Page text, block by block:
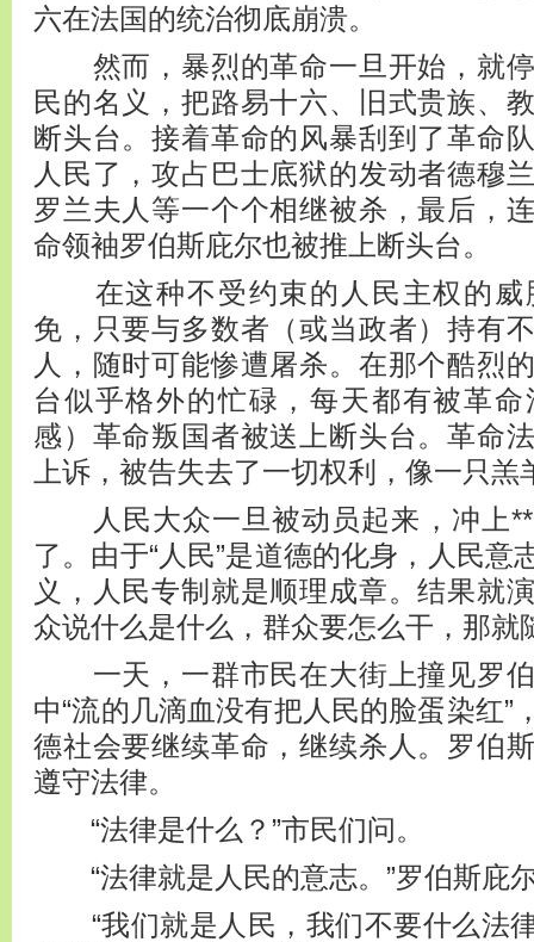
六在法国的统治彻底崩溃。
然而，暴烈的革命一旦开始，就停
民的名义，把路易十六、旧式贵族、
断头台。接着革命的风暴刮到了革命
人民了，攻占巴士底狱的发动者德穆
罗兰夫人等一个个相继被杀，最后，
命领袖罗伯斯庇尔也被推上断头台。
在这种不受约束的人民主权的威
免，只要与多数者（或当政者）持有
人，随时可能惨遭屠杀。在那个酷烈
台似乎格外的忙碌，每天都有被革
感）革命叛国者被送上断头台。革命
上诉，被告失去了一切权利，像一只
人民大众一旦被动员起来，冲上**
了。由于“人民”是道德的化身，人民意
义，人民专制就是顺理成章。结果就
众说什么是什么，群众要怎么干，那就
一天，一群市民在大街上撞见罗伯
中“流的几滴血没有把人民的脸蛋染红”
德社会要继续革命，继续杀人。罗伯
遵守法律。
“法律是什么？”市民们问。
“法律就是人民的意志。”罗伯斯庇
“我们就是人民，我们不要什么法